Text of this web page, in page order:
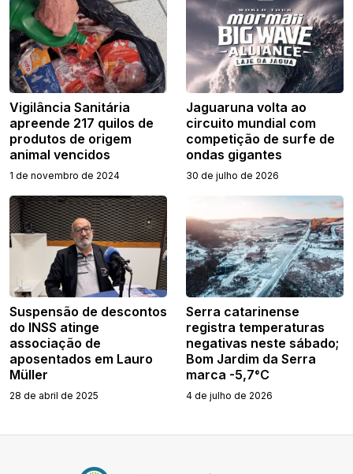
Vigilância Sanitária
apreende 217 quilos de
produtos de origem
animal vencidos
1 de novembro de 2024
Jaguaruna volta ao
circuito mundial com
competição de surfe de
ondas gigantes
30 de julho de 2026
Suspensão de descontos
do INSS atinge
associação de
aposentados em Lauro
Müller
28 de abril de 2025
Serra catarinense
registra temperaturas
negativas neste sábado;
Bom Jardim da Serra
marca -5,7°C
4 de julho de 2026